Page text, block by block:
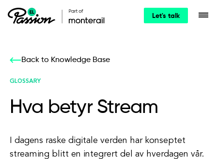
Let's talk
Back to Knowledge Base
GLOSSARY
Hva betyr Stream
I dagens raske digitale verden har konseptet
streaming blitt en integrert del av hverdagen vår.